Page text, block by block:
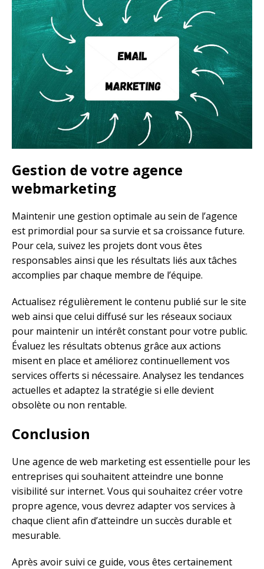
Gestion de votre agence
webmarketing
Maintenir une gestion optimale au sein de l’agence
est primordial pour sa survie et sa croissance future.
Pour cela, suivez les projets dont vous êtes
responsables ainsi que les résultats liés aux tâches
accomplies par chaque membre de l’équipe.
Actualisez régulièrement le contenu publié sur le site
web ainsi que celui diffusé sur les réseaux sociaux
pour maintenir un intérêt constant pour votre public.
Évaluez les résultats obtenus grâce aux actions
misent en place et améliorez continuellement vos
services offerts si nécessaire. Analysez les tendances
actuelles et adaptez la stratégie si elle devient
obsolète ou non rentable.
Conclusion
Une agence de web marketing est essentielle pour les
entreprises qui souhaitent atteindre une bonne
visibilité sur internet. Vous qui souhaitez créer votre
propre agence, vous devrez adapter vos services à
chaque client afin d’atteindre un succès durable et
mesurable.
Après avoir suivi ce guide, vous êtes certainement